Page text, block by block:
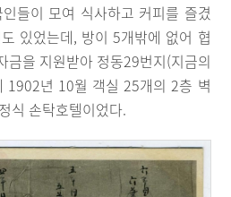
들이 모여 식사하고 커피를 즐겼
있었는데, 방이 5개밖에 없어 협
금을 지원받아 정동29번지(지금의
1902년 10월 객실 25개의 2층 벽
식 손탁호텔이었다.